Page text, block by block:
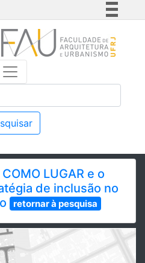
Simplifique!
Comunica BR
Acesso à informação
LUGAR e o
de inclusão no
retornar à pesquisa